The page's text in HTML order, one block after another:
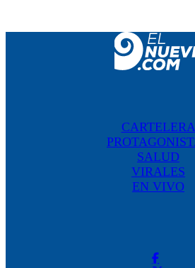
CARTELERA
SALUD
VIRALES
EN VIVO